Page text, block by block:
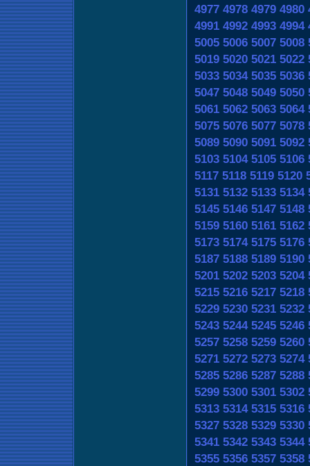
4977 4978 4979 4980
4991 4992 4993 4994
5005 5006 5007 5008
5019 5020 5021 5022
5033 5034 5035 5036
5047 5048 5049 5050
5061 5062 5063 5064
5075 5076 5077 5078
5089 5090 5091 5092
5103 5104 5105 5106
5117 5118 5119 5120
5131 5132 5133 5134
5145 5146 5147 5148
5159 5160 5161 5162
5173 5174 5175 5176
5187 5188 5189 5190
5201 5202 5203 5204
5215 5216 5217 5218
5229 5230 5231 5232
5243 5244 5245 5246
5257 5258 5259 5260
5271 5272 5273 5274
5285 5286 5287 5288
5299 5300 5301 5302
5313 5314 5315 5316
5327 5328 5329 5330
5341 5342 5343 5344
5355 5356 5357 5358